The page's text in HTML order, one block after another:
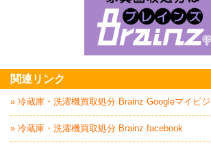
関連リンク
» 冷蔵庫・洗濯機買取処分 Brainz Googleマイビジ
» 冷蔵庫・洗濯機買取処分 Brainz facebook